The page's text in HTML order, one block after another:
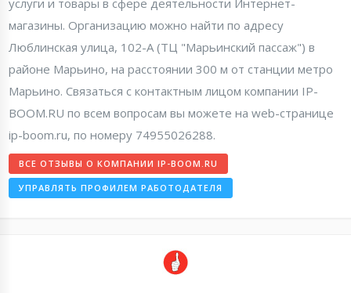
услуги и товары в сфере деятельности Интернет-
магазины. Организацию можно найти по адресу
Люблинская улица, 102-А (ТЦ "Марьинский пассаж") в
районе Марьино, на расстоянии 300 м от станции метро
Марьино. Связаться с контактным лицом компании IP-
BOOM.RU по всем вопросам вы можете на web-странице
ip-boom.ru, по номеру 74955026288.
ВСЕ ОТЗЫВЫ О КОМПАНИИ IP-BOOM.RU
УПРАВЛЯТЬ ПРОФИЛЕМ РАБОТОДАТЕЛЯ